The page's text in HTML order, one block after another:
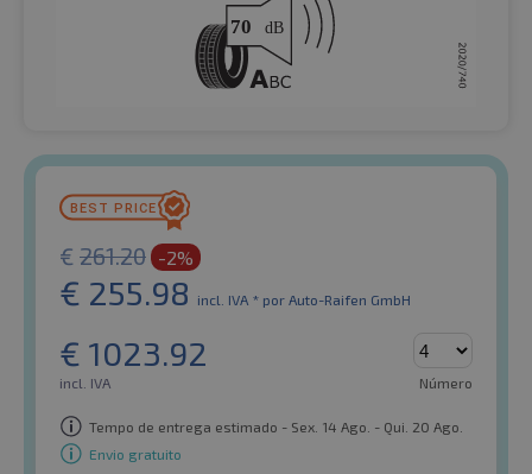
€ 261.20 -2%
€ 255.98 incl. IVA * por Auto-Raifen GmbH
€ 1023.92
incl. IVA Número
Tempo de entrega estimado - Sex. 14 Ago. - Qui. 20 Ago.
Envio gratuito